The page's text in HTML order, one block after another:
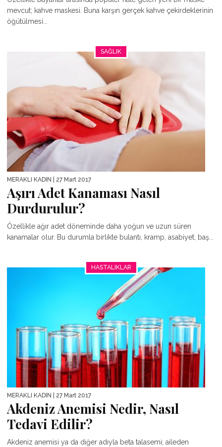
mevcut; kahve maskesi. Buna karşın gerçek kahve çekirdeklerinin
öğütülmesi...
SAĞLIK
MERAKLI KADIN | 27 Mart 2017
Aşırı Adet Kanaması Nasıl
Durdurulur?
Özellikle ağır adet döneminde daha yoğun ve uzun süren
kanamalar olur. Bu durumla birlikte bulantı, kramp, asabiyet, baş...
HASTALIKLAR
MERAKLI KADIN | 27 Mart 2017
Akdeniz Anemisi Nedir, Nasıl
Tedavi Edilir?
Akdeniz anemisi ya da diğer adıyla beta talasemi; aileden